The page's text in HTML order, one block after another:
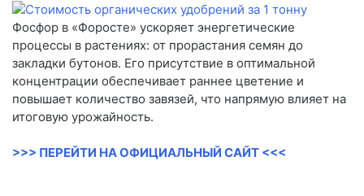
Фосфор в «Форосте» ускоряет энергетические
процессы в растениях: от прорастания семян до
закладки бутонов. Его присутствие в оптимальной
концентрации обеспечивает раннее цветение и
повышает количество завязей, что напрямую влияет на
итоговую урожайность.
>>> ПЕРЕЙТИ НА ОФИЦИАЛЬНЫЙ САЙТ <<<